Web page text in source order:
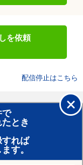
を依頼
配信停止はこちら
で
とき
れば
す。